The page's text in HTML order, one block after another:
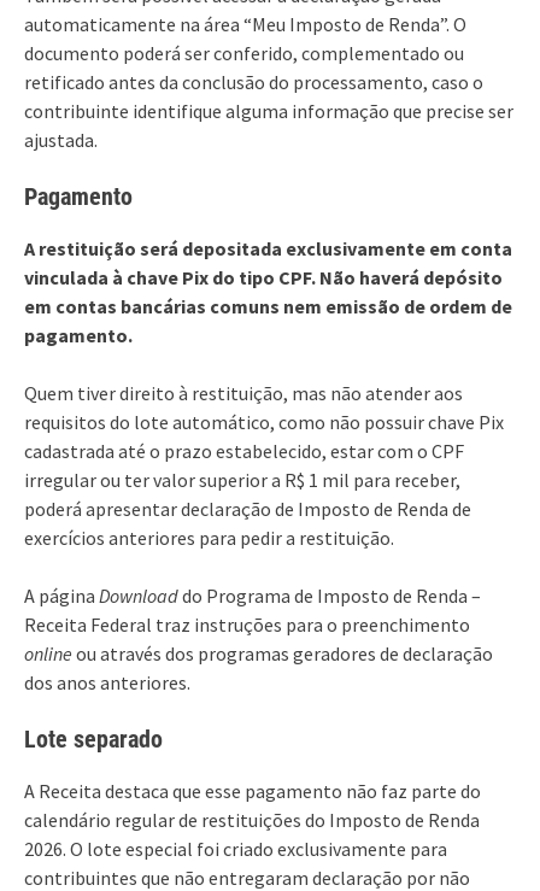
automaticamente na área “Meu Imposto de Renda”. O
documento poderá ser conferido, complementado ou
retificado antes da conclusão do processamento, caso o
contribuinte identifique alguma informação que precise ser
ajustada.
Pagamento
A restituição será depositada exclusivamente em conta
vinculada à chave Pix do tipo CPF. Não haverá depósito
em contas bancárias comuns nem emissão de ordem de
pagamento.
Quem tiver direito à restituição, mas não atender aos
requisitos do lote automático, como não possuir chave Pix
cadastrada até o prazo estabelecido, estar com o CPF
irregular ou ter valor superior a R$ 1 mil para receber,
poderá apresentar declaração de Imposto de Renda de
exercícios anteriores para pedir a restituição.
A página Downloaddo Programa de Imposto de Renda –
Receita Federal traz instruções para o preenchimento
online ou através dos programas geradores de declaração
dos anos anteriores.
Lote separado
A Receita destaca que esse pagamento não faz parte do
calendário regular de restituições do Imposto de Renda
2026. O lote especial foi criado exclusivamente para
contribuintes que não entregaram declaração por não